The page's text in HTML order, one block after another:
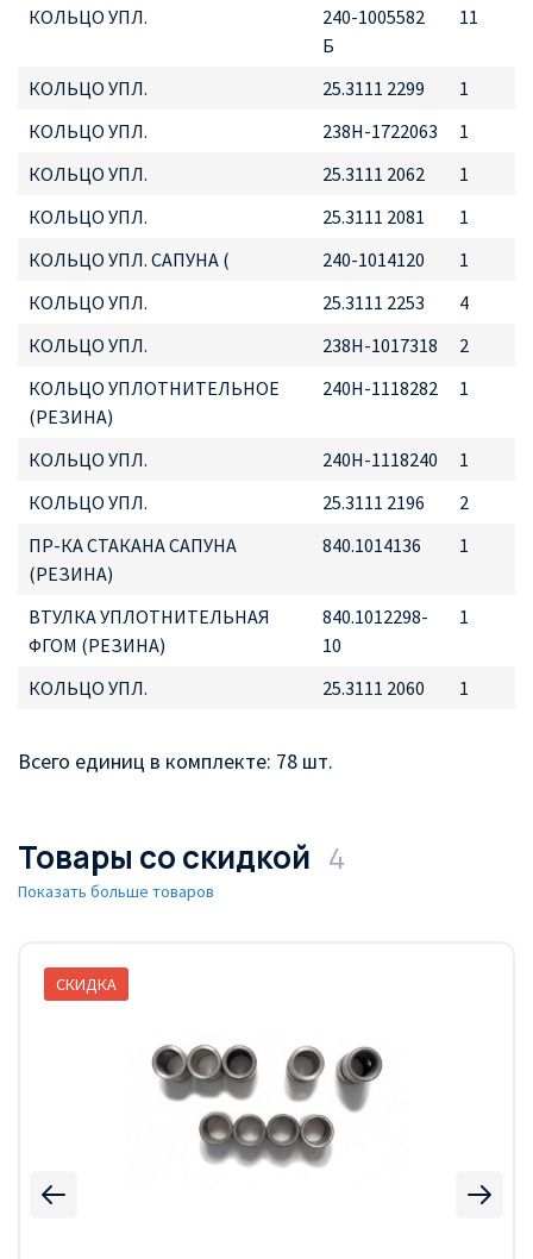
КОЛЬЦО УПЛ.
240-1005582
Б
11
КОЛЬЦО УПЛ. 25.3111 2299
1
КОЛЬЦО УПЛ.
238Н-1722063
1
КОЛЬЦО УПЛ.
25.3111 2062
1
КОЛЬЦО УПЛ.
25.3111 2081
1
КОЛЬЦО УПЛ. САПУНА (
240-1014120
1
КОЛЬЦО УПЛ.
25.3111 2253
4
КОЛЬЦО УПЛ.
238Н-1017318
2
КОЛЬЦО УПЛОТНИТЕЛЬНОЕ
(РЕЗИНА)
240Н-1118282 1
КОЛЬЦО УПЛ. 240Н-1118240
1
КОЛЬЦО УПЛ.
25.3111 2196
2
ПР-КА СТАКАНА САПУНА
(РЕЗИНА)
840.1014136 1
ВТУЛКА УПЛОТНИТЕЛЬНАЯ
ФГОМ (РЕЗИНА)
840.1012298-
10
1
КОЛЬЦО УПЛ. 25.3111 2060 1
Всего единиц в комплекте: 78 шт.
Товары со скидкой 4
Показать больше товаров
СКИДКА